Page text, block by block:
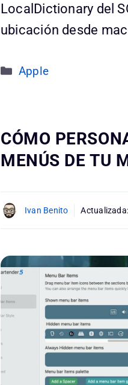
LocalDictionary del
ubicación desde
Categorías
Apple
CÓMO
MENÚS DE TU
Ivan Benito Actualizada: